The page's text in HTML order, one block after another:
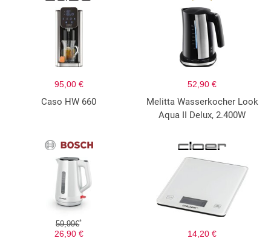
95,00 €
Caso HW 660
52,90 €
Melitta Wasserkocher Look
Aqua II Delux, 2.400W
59,99€*
26,90 € 14,20 €